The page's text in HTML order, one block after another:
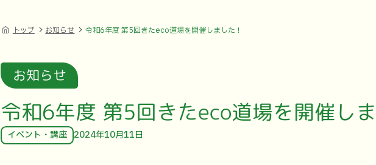
トップ お知らせ 令和6年度 第5回きたeco道場を開催しました！
お知らせ
令和6年度 第5回きたeco道場を開催しま
イベント・講座 2024年10月11日